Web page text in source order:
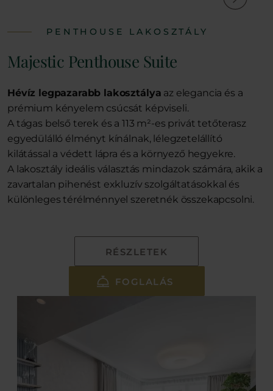
PENTHOUSE LAKOSZTÁLY
Majestic Penthouse Suite
Hévíz legpazarabb lakosztálya az elegancia és a
prémium kényelem csúcsát képviseli.
A tágas belső terek és a 113 m²-es privát tetőterasz
egyedülálló élményt kínálnak, lélegzetelállító
kilátással a védett lápra és a környező hegyekre.
A lakosztály ideális választás mindazok számára, akik a
zavartalan pihenést exkluzív szolgáltatásokkal és
különleges térélménnyel szeretnék összekapcsolni.
RÉSZLETEK
FOGLALÁS